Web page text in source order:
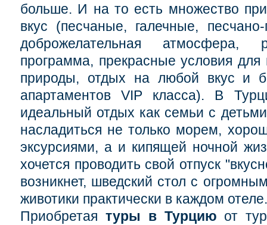
больше. И на то есть множество
вкус (песчаные, галечные,
доброжелательная атмосфера,
программа, прекрасные условия
природы, отдых на любой вкус и
апартаментов VIP класса). В
идеальный отдых как семьи с
насладиться не только морем,
эксурсиями, а и кипящей ночной
хочется проводить свой отпуск
возникнет, шведский стол с
животики практически в каждом отеле.
Приобретая туры в Турцию от